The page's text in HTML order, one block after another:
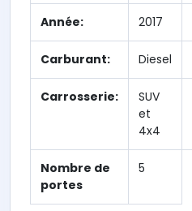
Année: 2017
Carburant: Diesel
Carrosserie:
SUV
et
4x4
Nombre de
portes
5